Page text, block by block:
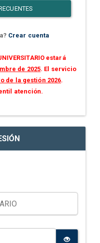
Crear cuenta
estará
de 2025. El servicio
de la gestión 2026.
atención.